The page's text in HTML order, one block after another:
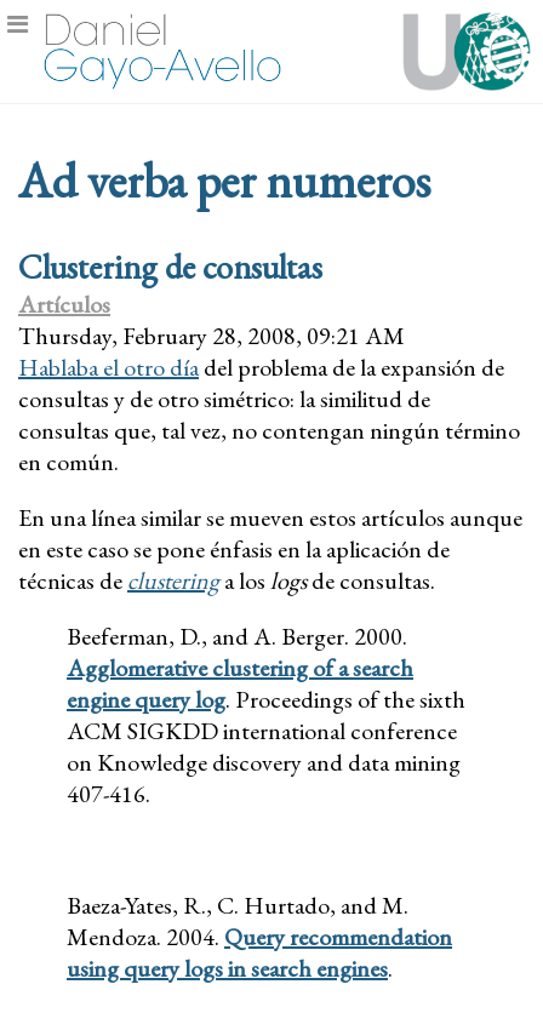
Ad verba per numeros
Clustering de consultas
Artículos
Thursday, February 28, 2008, 09:21 AM
Hablaba el otro díadel problema de la expansión de
consultas y de otro simétrico: la similitud de
consultas que, tal vez, no contengan ningún término
en común.
En una línea similar se mueven estos artículos aunque
en este caso se pone énfasis en la aplicación de
técnicas declusteringa loslogsde consultas.
Beeferman, D., and A. Berger. 2000.
Agglomerative clustering of a search
engine query log. Proceedings of the sixth
ACM SIGKDD international conference
on Knowledge discovery and data mining
407-416.
Baeza-Yates, R., C. Hurtado, and M.
Mendoza. 2004. Query recommendation
using query logs in search engines.